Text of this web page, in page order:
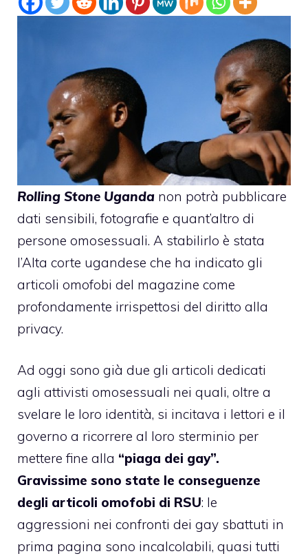
Rolling Stone Uganda non potrà pubblicare
dati sensibili, fotografie e quant’altro di
persone omosessuali. A stabilirlo è stata
l’Alta corte ugandese che ha indicato gli
articoli omofobi del magazine come
profondamente irrispettosi del diritto alla
privacy.
Ad oggi sono già due gli articoli dedicati
agli attivisti omosessuali nei quali, oltre a
svelare le loro identità, si incitava i lettori e il
governo a ricorrere al loro sterminio per
mettere fine alla “piaga dei gay”.
Gravissime sono state le conseguenze
degli articoli omofobi di RSU: le
aggressioni nei confronti dei gay sbattuti in
prima pagina sono incalcolabili, quasi tutti